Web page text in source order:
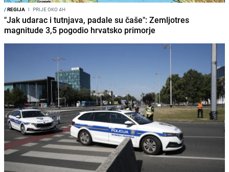
/REGIJA I PRIJE OKO 4H
"Jak udarac i tutnjava, padale su čaše": Zemljotres
magnitude 3,5 pogodio hrvatsko primorje